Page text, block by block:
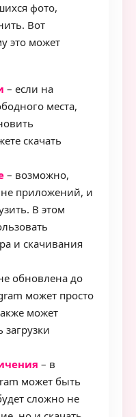
фото,
Вот
это может
– если на
места,
скачать
– возможно,
приложений, и
В этом
и скачивания
обновлена до
может просто
может
– в
может быть
сложно не